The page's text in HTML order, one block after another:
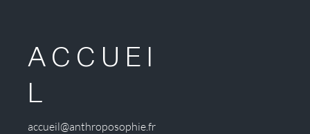
ACCUEI
L
accueil@anthroposophie.fr